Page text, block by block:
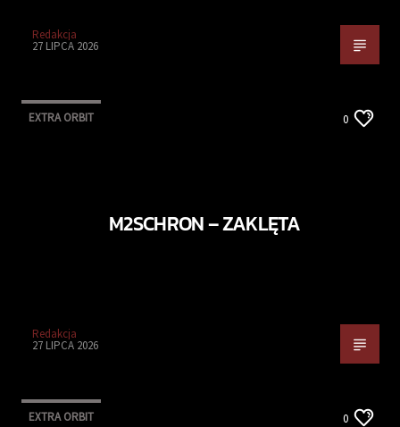
Redakcja
27 LIPCA 2026
EXTRA ORBIT 0
M2SCHRON – ZAKLĘTA
Redakcja
27 LIPCA 2026
EXTRA ORBIT 0